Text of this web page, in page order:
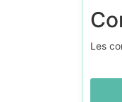
Les